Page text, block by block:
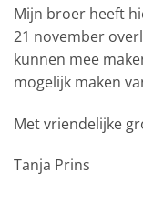
Mijn broer heeft
21 november
kunnen mee
mogelijk maken
Met vriendelijke
Tanja Prins